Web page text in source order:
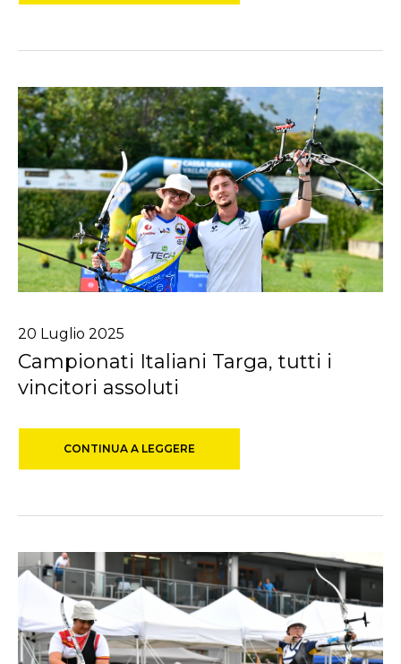
20 Luglio 2025
Campionati Italiani Targa, tutti i
vincitori assoluti
CONTINUA A LEGGERE